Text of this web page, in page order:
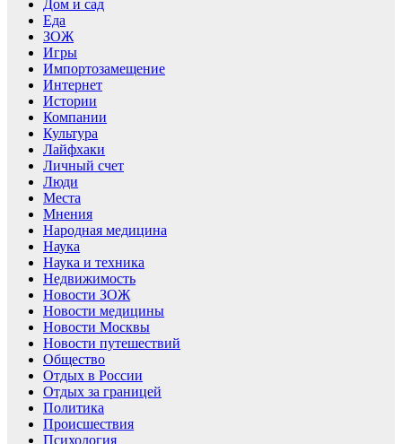
Дом и сад
Еда
ЗОЖ
Игры
Импортозамещение
Интернет
Истории
Компании
Культура
Лайфхаки
Личный счет
Люди
Места
Мнения
Народная медицина
Наука
Наука и техника
Недвижимость
Новости ЗОЖ
Новости медицины
Новости Москвы
Новости путешествий
Общество
Отдых в России
Отдых за границей
Политика
Происшествия
Психология